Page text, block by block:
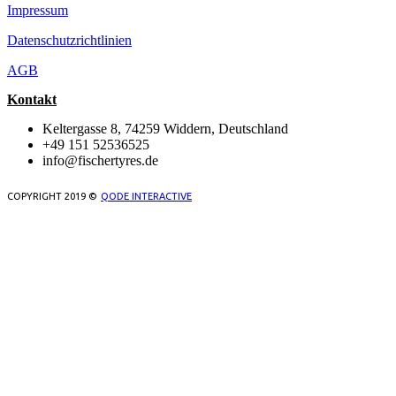
Impressum
Datenschutzrichtlinien
AGB
Kontakt
Keltergasse 8, 74259 Widdern, Deutschland
+49 151 52536525
info@fischertyres.de
COPYRIGHT 2019 © QODE INTERACTIVE